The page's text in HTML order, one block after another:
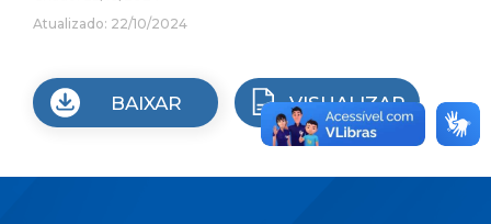
Atualizado: 22/10/2024
BAIXAR VISUALIZAR